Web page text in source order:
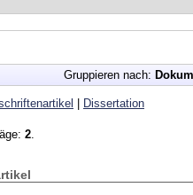
Gruppieren nach:
Dissertation
2